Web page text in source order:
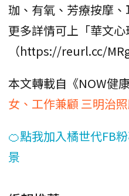
珈、有氧、芳療按摩、
更多詳情可上「華文心
（https://reurl.cc/
本文轉載自《NOW健
女、工作兼顧 三明治
🍊點我加入橘世代FB
景